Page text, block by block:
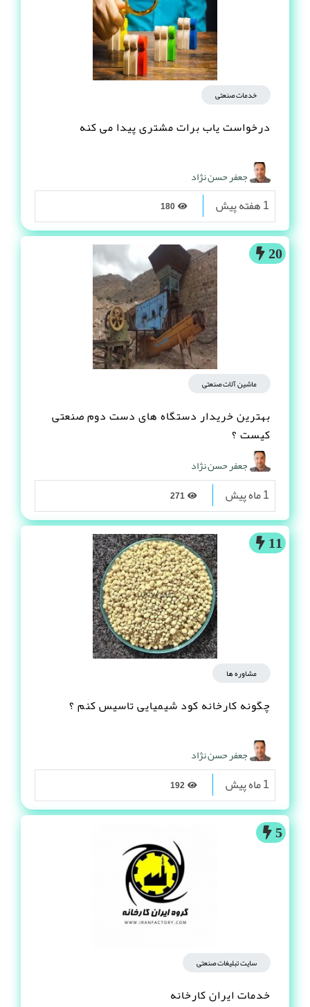
خدمات صنعتی
درخواست یاب برات مشتری پیدا می کنه
جعفر حسن نژاد
1 هفته پیش
20
ماشین آلات صنعتی
بهترین خریدار دستگاه های دست دوم صنعتی
کیست ؟
جعفر حسن نژاد
1 ماه پیش
11
مشاوره ها
چگونه کارخانه کود شیمیایی تاسیس کنم ؟
جعفر حسن نژاد
1 ماه پیش
5
سایت تبلیغات صنعتی
خدمات ایران کارخانه